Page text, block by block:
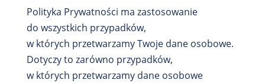
Polityka Prywatności ma zastosowanie
do wszystkich przypadków,
w których przetwarzamy Twoje dane osobowe.
Dotyczy to zarówno przypadków,
w których przetwarzamy dane osobowe